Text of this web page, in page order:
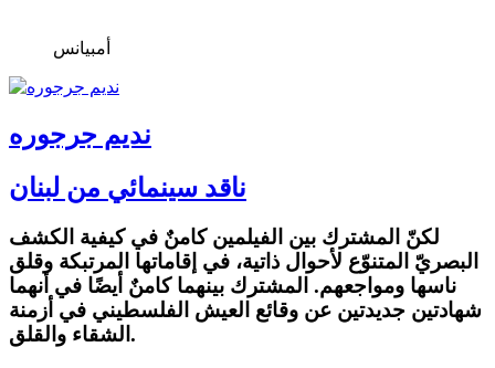
أمبيانس
نديم جرجوره
ناقد سينمائي من لبنان
لكنّ المشترك بين الفيلمين كامنٌ في كيفية الكشف
البصريّ المتنوّع لأحوال ذاتية، في إقاماتها المرتبكة وقلق
ناسها ومواجعهم. المشترك بينهما كامنٌ أيضًا في أنهما
شهادتين جديدتين عن وقائع العيش الفلسطيني في أزمنة
الشقاء والقلق.